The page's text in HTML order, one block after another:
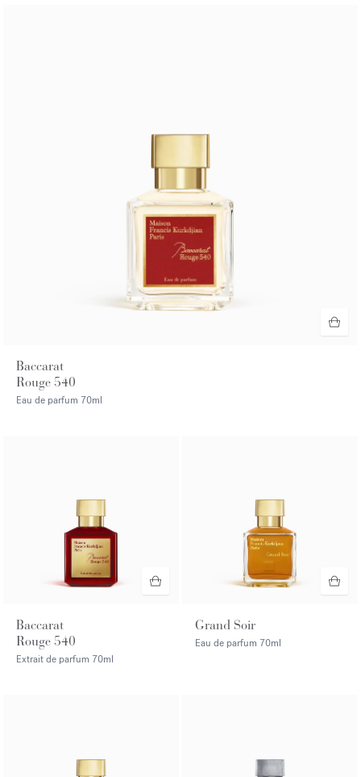
Baccarat
Rouge 540
Eau de parfum 70ml
Baccarat
Rouge 540
Extrait de parfum 70ml
Grand Soir
Eau de parfum 70ml